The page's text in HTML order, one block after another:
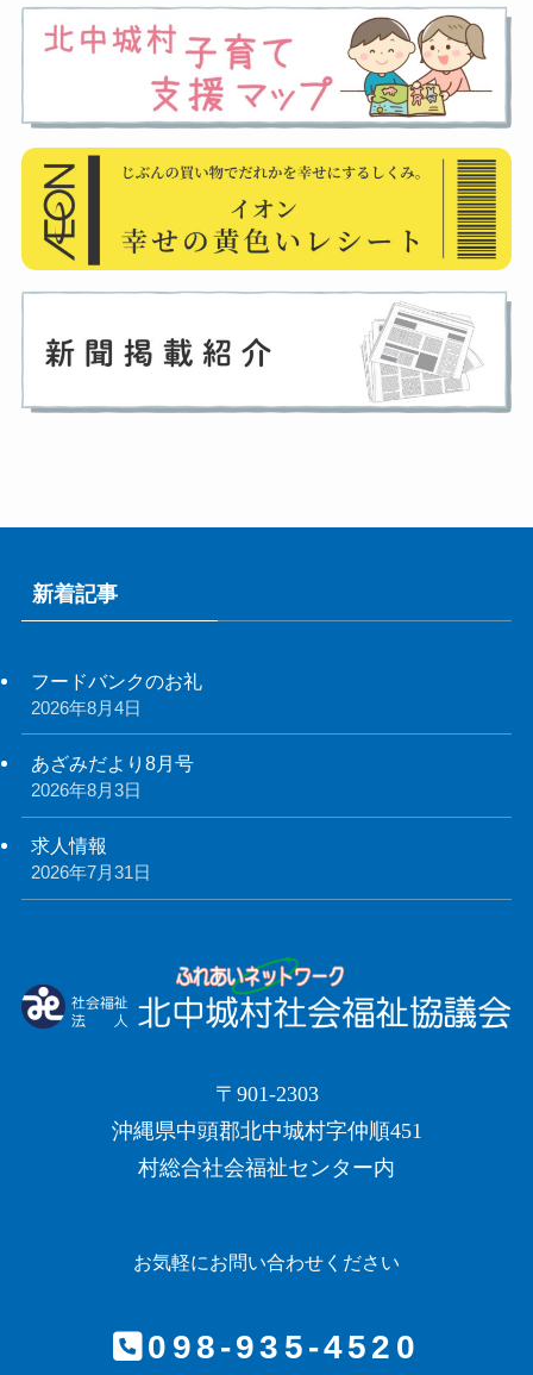
新着記事
フードバンクのお礼
2026年8月4日
あざみだより8月号
2026年8月3日
求人情報
2026年7月31日
〒901-2303
沖縄県中頭郡北中城村字仲順451
村総合社会福祉センター内
お気軽にお問い合わせください
098-935-4520